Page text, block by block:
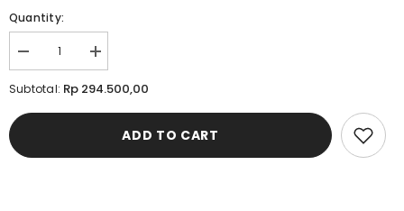
Quantity:
Decrease
quantity
for
Celana
Loose
Increase
quantity
for
Cardinal
Celana
Chinos
Subtotal: Rp 294.500,00
ADD TO CART